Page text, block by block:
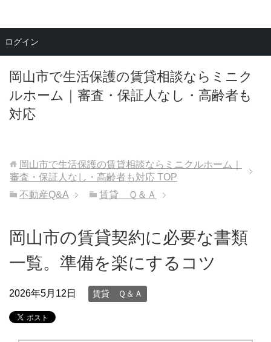
岡山市で生活保護の賃貸相談ならミニク
ルホーム｜審査・保証人なし・高齢者も
対応
メニュー
岡山市で生活保護の賃貸相談ならミニクルホーム｜
審査・保証人なし・高齢者も対応 TOP
不動産Q&A
賃貸 Ｑ＆Ａ
岡山市の賃貸契約に必要な書類
一覧。準備を楽にするコツ
2026年5月12日 賃貸 Ｑ＆Ａ
ログイン